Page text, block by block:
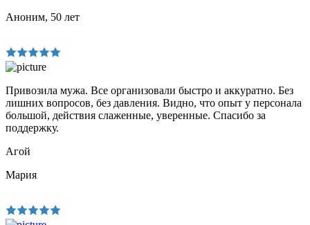
Аноним, 50 лет
Привозила мужа. Все организовали быстро и аккуратно. Без
лишних вопросов, без давления. Видно, что опыт у персонала
большой, действия слаженные, уверенные. Спасибо за
поддержку.
Агой
Мария